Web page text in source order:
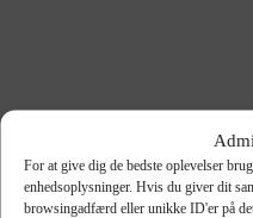
For at give dig de bedste oplevelser
enhedsoplysninger. Hvis du giver dit
browsingadfærd eller unikke ID'er på